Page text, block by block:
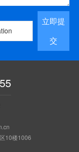
立即提
交
10楼1006